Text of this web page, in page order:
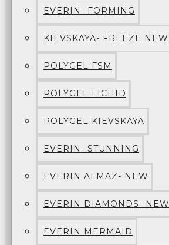
EVERIN- FORMING
KIEVSKAYA- FREEZE NEW
POLYGEL FSM
POLYGEL LICHID
POLYGEL KIEVSKAYA
EVERIN- STUNNING
EVERIN ALMAZ- NEW
EVERIN DIAMONDS- NEW
EVERIN MERMAID